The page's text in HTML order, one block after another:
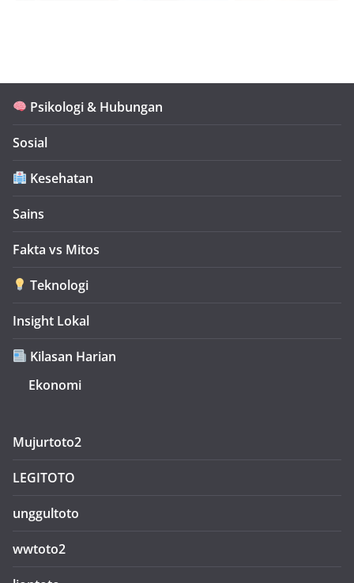
Psikologi & Hubungan
Sosial
Kesehatan
Sains
Fakta vs Mitos
Teknologi
Insight Lokal
Kilasan Harian
Ekonomi
Mujurtoto2
LEGITOTO
unggultoto
wwtoto2